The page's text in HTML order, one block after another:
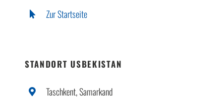
Zur Startseite
STANDORT USBEKISTAN
Taschkent, Samarkand